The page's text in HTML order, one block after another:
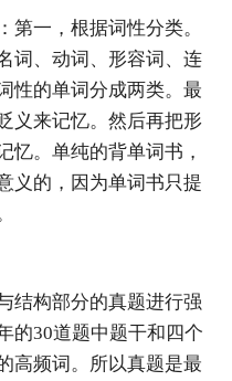
第一，根据词性分类。
词、动词、形容词、连
性的单词分成两类。最
义来记忆。然后再把形
忆。单纯的背单词书，
义的，因为单词书只提
结构部分的真题进行强
的30道题中题干和四个
高频词。所以真题是最